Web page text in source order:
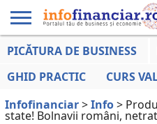
EDUCAȚIE
LA ZI
AFACERILOR
PICĂTURA DE BUSINESS
GHID PRACTIC
CURS
Infofinanciar>Info>
state! Bolnavii români,